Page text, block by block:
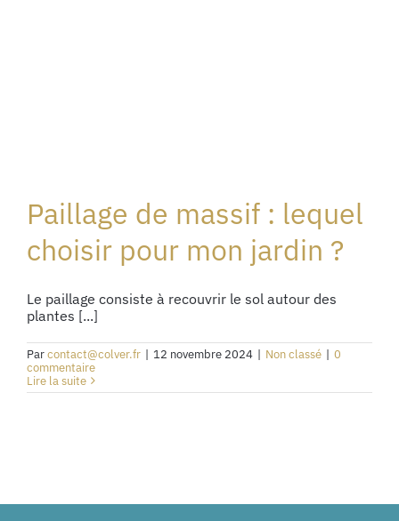
Paillage de massif : lequel
choisir pour mon jardin ?
Le paillage consiste à recouvrir le sol autour des
plantes [...]
Parcontact@colver.fr | 12 novembre 2024 | Non classé | 0
commentaire
Lire la suite